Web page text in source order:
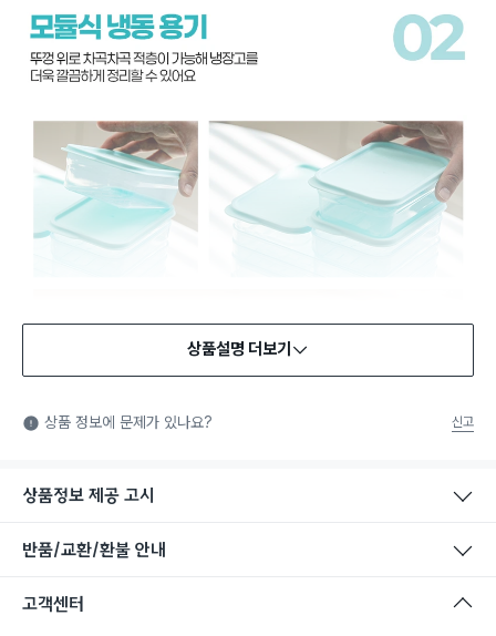
식품용 기구: 식품위생법에서 정한 규격에 따라 제조되어 식품 또
는 식품첨가물에 사용할 수 있는 식품용기구라는 표시입니다.
상품설명 더보기
상품 정보에 문제가 있나요? 신고
상품정보 제공 고시
반품/교환/환불 안내
고객센터